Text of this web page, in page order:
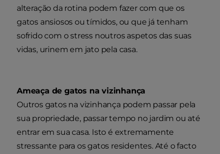
alteração da rotina podem fazer com que os
gatos ansiosos ou tímidos, ou que já tenham
sofrido com o stress noutros aspetos das suas
vidas, urinem em jato pela casa.
Ameaça de gatos na vizinhança
Outros gatos na vizinhança podem passar pela
sua propriedade, passar tempo no jardim ou até
entrar em sua casa. Isto é extremamente
stressante para os gatos residentes. Até o facto